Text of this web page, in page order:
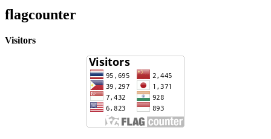
flagcounter
Visitors